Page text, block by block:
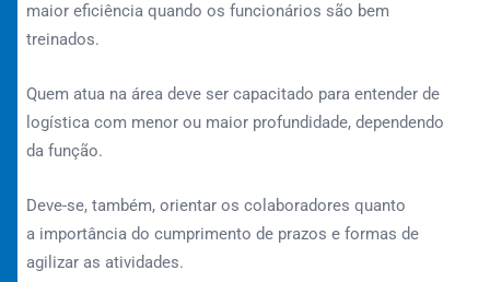
maior eficiência quando os funcionários são bem
treinados.
Quem atua na área deve ser capacitado para entender de
logística com menor ou maior profundidade, dependendo
da função.
Deve-se, também, orientar os colaboradores quanto
a importância do cumprimento de prazos e formas de
agilizar as atividades.